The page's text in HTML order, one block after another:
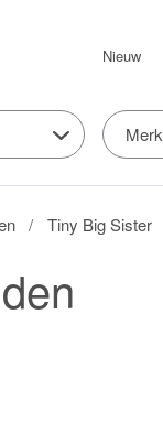
Nieuw
Merk
Tiny Big Sister